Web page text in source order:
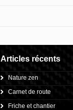
Articles récents
Nature zen
Carnet de route
Friche et chantier